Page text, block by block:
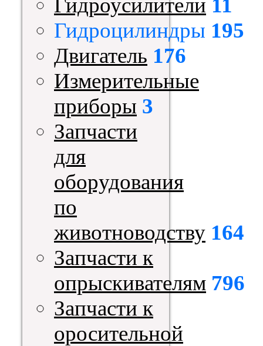
Гидроусилители 11
Гидроцилиндры 195
Двигатель 176
Измерительные
приборы 3
Запчасти
для
оборудования
по
животноводству 164
Запчасти к
опрыскивателям 796
Запчасти к
оросительной